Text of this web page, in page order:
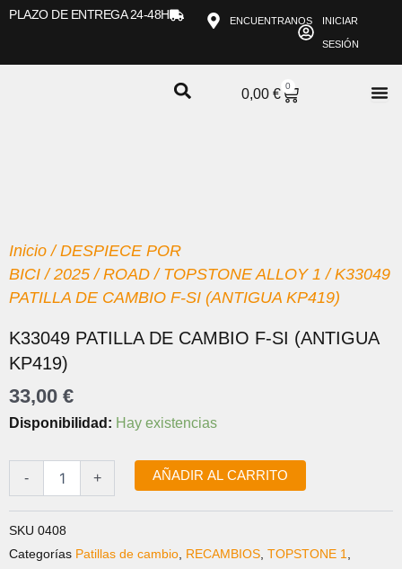
PLAZO DE ENTREGA 24-48H ENCUENTRANOS INICIAR
SESIÓN
0,00€
0
CARRITO
Inicio /DESPIECE POR
BICI /2025 /ROAD / TOPSTONE ALLOY 1 / K33049
PATILLA DE CAMBIO F-SI (ANTIGUA KP419)
K33049 PATILLA DE CAMBIO F-SI (ANTIGUA
KP419)
33,00 €
Disponibilidad: Hay existencias
-
K33049
F-
SI
(ANTIGUA
KP419)
cantidad
+ AÑADIR AL CARRITO
SKU 0408
Categorías Patillas de cambio RECAMBIOS TOPSTONE 1